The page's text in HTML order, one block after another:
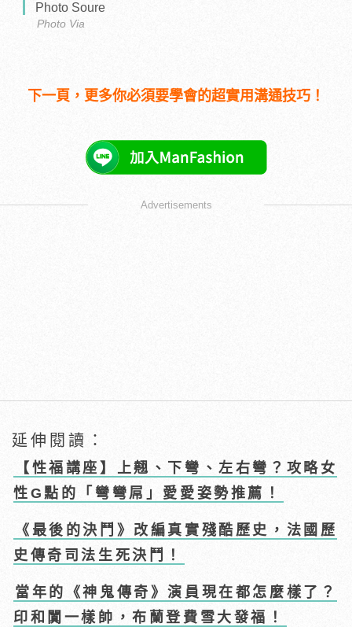
Photo Soure
Photo Via
下一頁，更多你必須要學會的超實用溝通技巧！
Advertisements
延伸閱讀：
【性福講座】上翹、下彎、左右彎？攻略女
性G點的「彎彎屌」愛愛姿勢推薦！
《最後的決鬥》改編真實殘酷歷史，法國歷
史傳奇司法生死決鬥！
當年的《神鬼傳奇》演員現在都怎麼樣了？
印和闐一樣帥，布蘭登費雪大發福！